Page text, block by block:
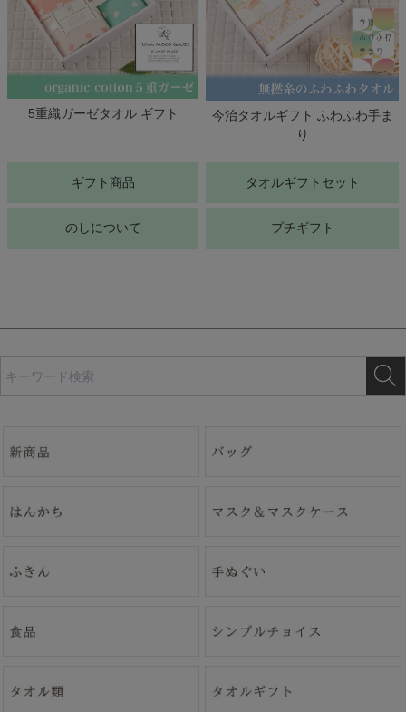
5重織ガーゼタオル ギフト
今治タオルギフト ふわふわ手ま
り
ギフト商品 タオルギフトセット
のしについて プチギフト